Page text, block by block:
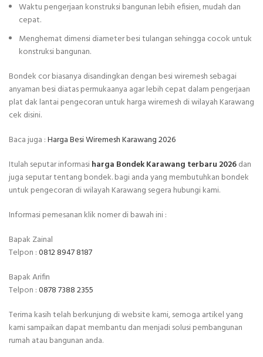
Waktu pengerjaan konstruksi bangunan lebih efisien, mudah dan
cepat.
Menghemat dimensi diameter besi tulangan sehingga cocok untuk
konstruksi bangunan.
Bondek cor biasanya disandingkan dengan besi wiremesh sebagai
anyaman besi diatas permukaanya agar lebih cepat dalam pengerjaan
plat dak lantai pengecoran untuk harga wiremesh di wilayah Karawang
cek disini.
Baca juga :Harga Besi Wiremesh Karawang 2026
Itulah seputar informasiharga Bondek Karawang terbaru 2026dan
juga seputar tentang bondek. bagi anda yang membutuhkan bondek
untuk pengecoran di wilayah Karawang segera hubungi kami.
Informasi pemesanan klik nomer di bawah ini :
Bapak Zainal
Telpon :0812 8947 8187
Bapak Arifin
Telpon :0878 7388 2355
Terima kasih telah berkunjung di website kami, semoga artikel yang
kami sampaikan dapat membantu dan menjadi solusi pembangunan
rumah atau bangunan anda.